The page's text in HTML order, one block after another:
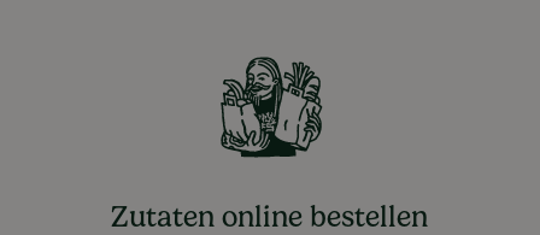
Zutaten online bestellen